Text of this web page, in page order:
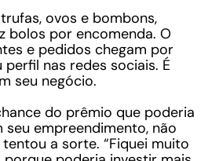
ovos e bombons,
bolos por encomenda. O
e pedidos chegam por
nas redes sociais. É
seu negócio.
do prêmio que poderia
seu empreendimento, não
a sorte. “Fiquei muito